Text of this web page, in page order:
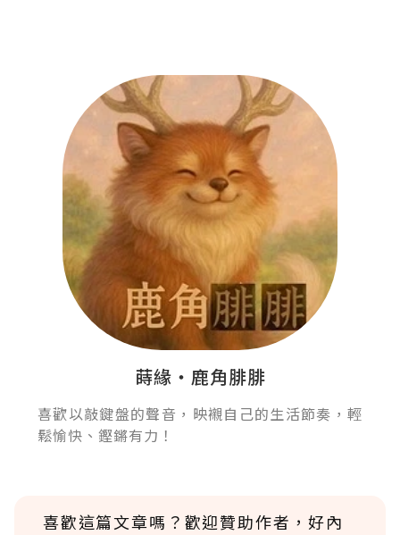
蒔緣‧鹿角腓腓
喜歡以敲鍵盤的聲音，映襯自己的生活節奏，輕
鬆愉快、鏗鏘有力！
喜歡這篇文章嗎？歡迎贊助作者，好內